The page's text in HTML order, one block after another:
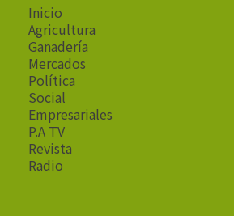
Inicio
Agricultura
Ganadería
Mercados
Política
Social
Empresariales
P.A TV
Revista
Radio